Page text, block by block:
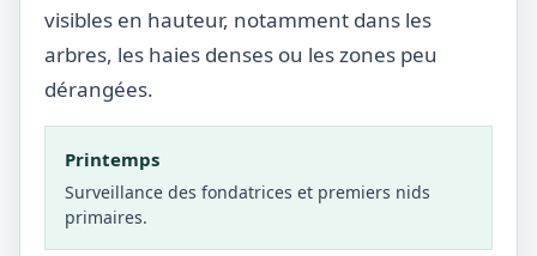
visibles en hauteur, notamment dans les
arbres, les haies denses ou les zones peu
dérangées.
Printemps
Surveillance des fondatrices et premiers nids
primaires.